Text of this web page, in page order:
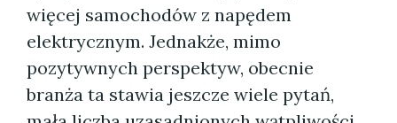
więcej samochodów z napędem
elektrycznym. Jednakże, mimo
pozytywnych perspektyw, obecnie
branża ta stawia jeszcze wiele pytań,